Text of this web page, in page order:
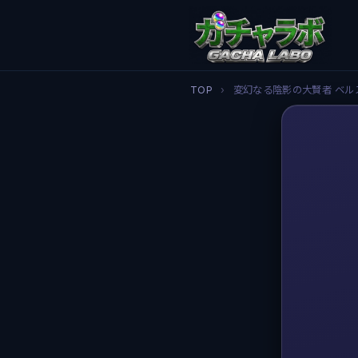
TOP › 変幻なる陰影の大賢者 ベル